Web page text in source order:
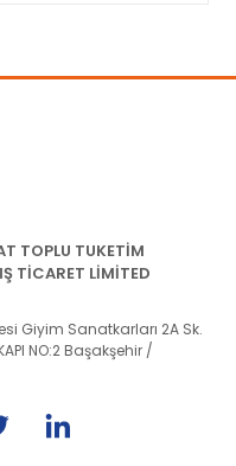
TOPLU TUKETİM
TİCARET LİMİTED
Giyim Sanatkarları 2A Sk.
NO:2 Başakşehir /